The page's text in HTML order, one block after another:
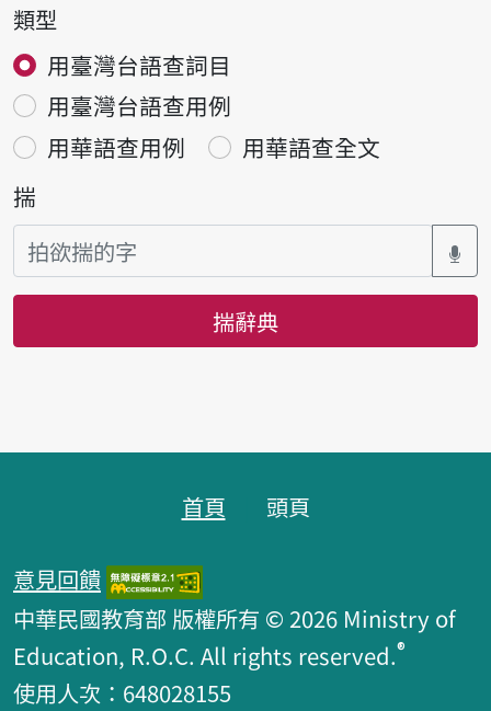
類型
用臺灣台語查詞目
用臺灣台語查用例
用華語查用例
用華語查全文
揣
揣辭典
首頁 頭頁
意見回饋
中華民國教育部 版權所有 © 2026 Ministry of
Education, R.O.C. All rights reserved.®
使用人次：648028155